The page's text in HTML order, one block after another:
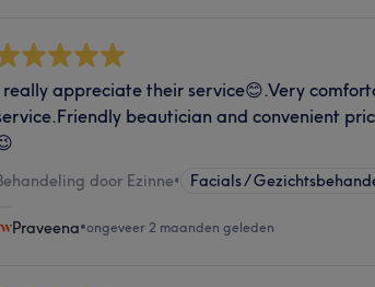
really appreciate their service😊.Very
beautician and convenient
door Ezinne• Facials /
Praveena•ongeveer 2 maanden geleden